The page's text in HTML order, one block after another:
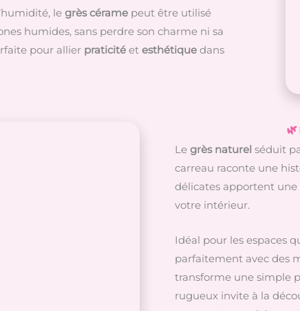
le grès cérame peut être utilisé
humides, sans perdre son charme ni sa
pour allier praticité et esthétique dans
🌿
Le grès naturel séduit
carreau raconte une
délicates apportent une
votre intérieur.
Idéal pour les espaces
parfaitement avec des
transforme une simple
rugueux invite à la